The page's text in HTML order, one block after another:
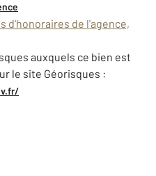
d'honoraires de l'agence,
auxquels ce bien est
le site Géorisques :